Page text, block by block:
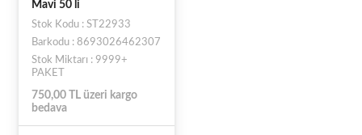
Mavi 50 li
Stok Kodu : ST22933
Barkodu : 8693026462307
Stok Miktarı : 9999+
PAKET
750,00 TL üzeri kargo
bedava